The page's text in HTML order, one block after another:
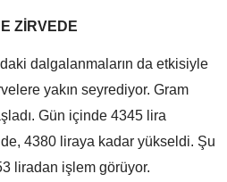
ZİRVEDE
dalgalanmaların da etkisiyle
yakın seyrediyor. Gram
Gün içinde 4345 lira
4380 liraya kadar yükseldi. Şu
liradan işlem görüyor.